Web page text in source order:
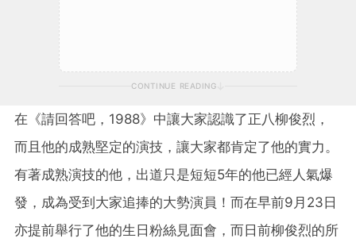
CONTINUE READING
在《請回答吧，1988》中讓大家認識了正八柳俊烈，
而且他的成熟堅定的演技，讓大家都肯定了他的實力。
有著成熟演技的他，出道只是短短5年的他已經人氣爆
發，成為受到大家追捧的大勢演員！而在早前9月23日
亦提前舉行了他的生日粉絲見面會，而日前柳俊烈的所